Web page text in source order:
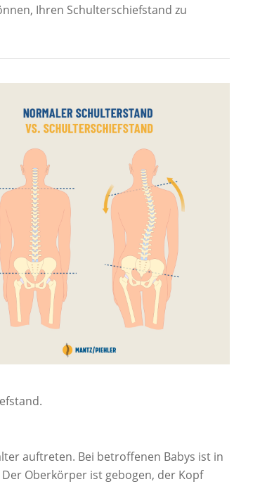
Ihren Schulterschiefstand zu
auftreten. Bei betroffenen Babys ist in
Oberkörper ist gebogen, der Kopf